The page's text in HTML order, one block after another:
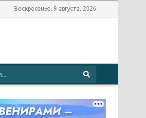
Воскресенье, 9 августа, 2026